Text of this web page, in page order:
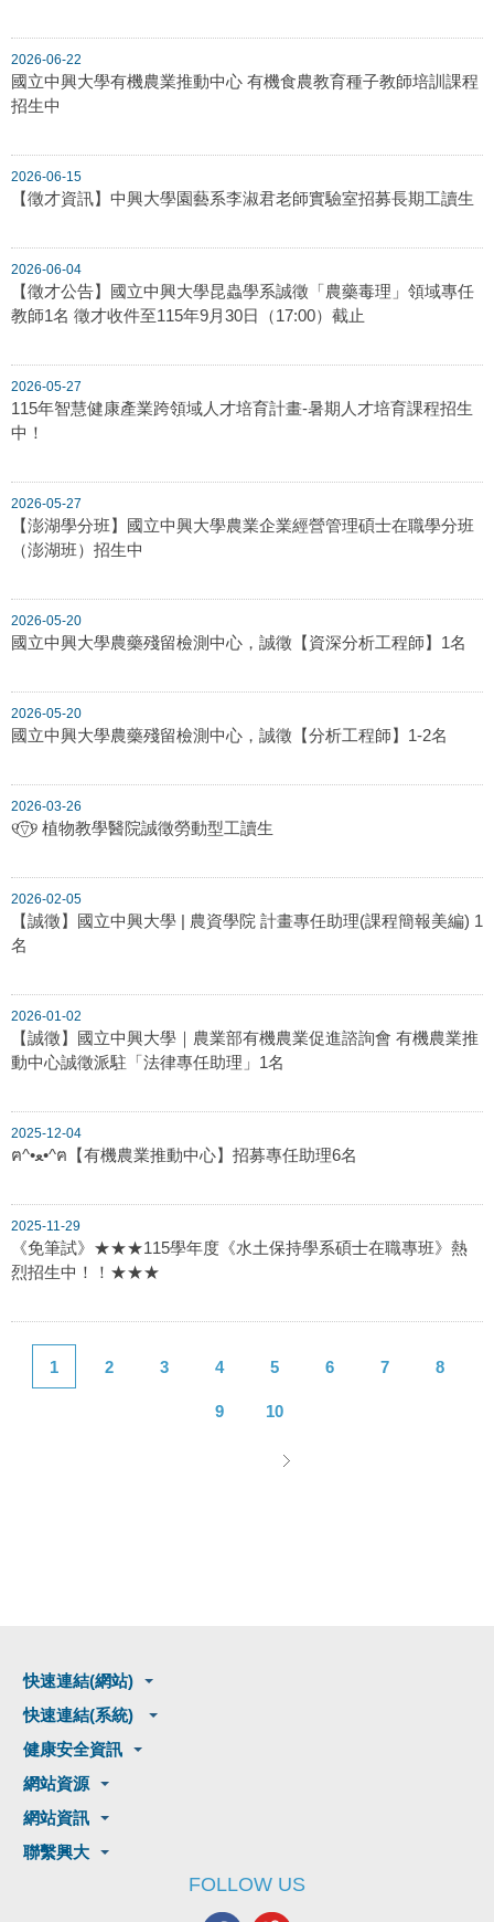
2026-06-22
國立中興大學有機農業推動中心 有機食農教育種子教師培訓課程
招生中
2026-06-15
【徵才資訊】中興大學園藝系李淑君老師實驗室招募長期工讀生
2026-06-04
【徵才公告】國立中興大學昆蟲學系誠徵「農藥毒理」領域專任
教師1名 徵才收件至115年9月30日（17:00）截止
2026-05-27
115年智慧健康產業跨領域人才培育計畫-暑期人才培育課程招生
中！
2026-05-27
【澎湖學分班】國立中興大學農業企業經營管理碩士在職學分班
（澎湖班）招生中
2026-05-20
國立中興大學農藥殘留檢測中心，誠徵【資深分析工程師】1名
2026-05-20
國立中興大學農藥殘留檢測中心，誠徵【分析工程師】1-2名
2026-03-26
୧⍢⃝୨ 植物教學醫院誠徵勞動型工讀生
2026-02-05
【誠徵】國立中興大學 | 農資學院 計畫專任助理(課程簡報美編) 1
名
2026-01-02
【誠徵】國立中興大學｜農業部有機農業促進諮詢會 有機農業推
動中心誠徵派駐「法律專任助理」1名
2025-12-04
ฅ^•ﻌ•^ฅ【有機農業推動中心】招募專任助理6名
2025-11-29
《免筆試》★★★115學年度《水土保持學系碩士在職專班》熱
烈招生中！！★★★
1 2 3 4 5 6 7 8
9 10
快速連結(網站)
快速連結(系統)
健康安全資訊
網站資源
網站資訊
聯繫興大
FOLLOW US